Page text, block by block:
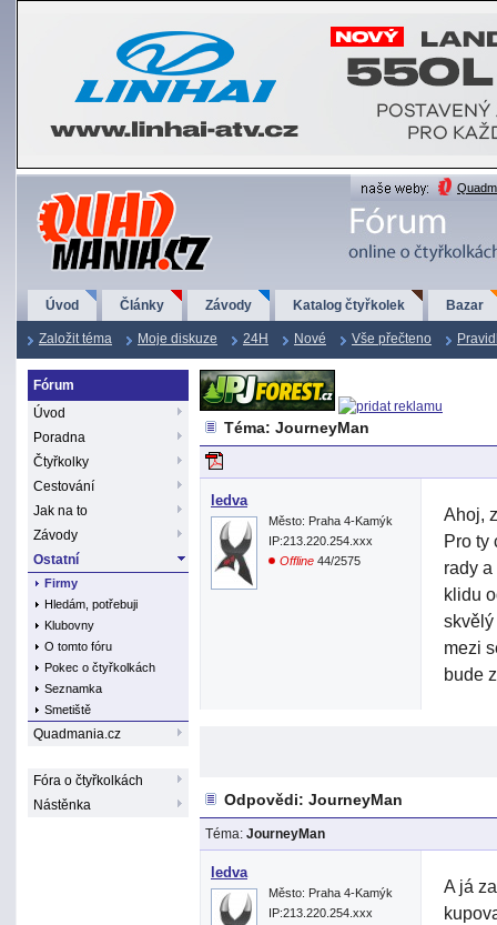
QuadMania.cz
Úvod Články Závody Katalog čtyřkolek Bazar
Založit téma Moje diskuze 24H Nové Vše přečteno
Fórum
Úvod
Poradna
Čtyřkolky
Cestování
Jak na to
Závody
Ostatní
Firmy
Hledám, potřebuji
Klubovny
O tomto fóru
Pokec o čtyřkolkách
Seznamka
Smetiště
Quadmania.cz
Fóra o čtyřkolkách
Nástěnka
Téma: JourneyMan
ledva
Město: Praha 4-Kamýk
IP:213.220.254.xxx
Offline 44/2575
Ahoj,
Pro ty
rady
klidu
skvělý
mezi
bude
Odpovědi: JourneyMan
Téma: JourneyMan
ledva
Město: Praha 4-Kamýk
IP:213.220.254.xxx
A já